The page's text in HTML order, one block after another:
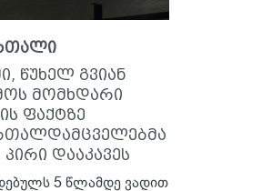
წუხელ გვიან
მომხდარი
ფაქტზე
დააკავეს
5 წლამდე ვადით